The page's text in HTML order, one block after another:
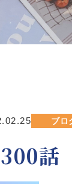
ブロ
話